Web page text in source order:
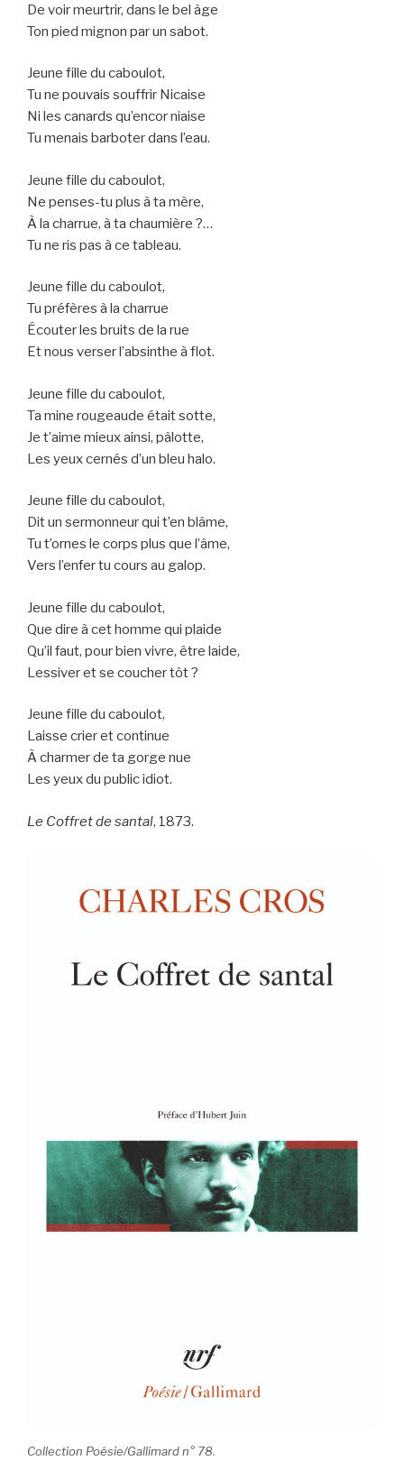
De voir meurtrir, dans le bel âge
Ton pied mignon par un sabot.
Jeune fille du caboulot,
Tu ne pouvais souffrir Nicaise
Ni les canards qu’encor niaise
Tu menais barboter dans l’eau.
Jeune fille du caboulot,
Ne penses-tu plus à ta mère,
À la charrue, à ta chaumière ?…
Tu ne ris pas à ce tableau.
Jeune fille du caboulot,
Tu préfères à la charrue
Écouter les bruits de la rue
Et nous verser l’absinthe à flot.
Jeune fille du caboulot,
Ta mine rougeaude était sotte,
Je t’aime mieux ainsi, pâlotte,
Les yeux cernés d’un bleu halo.
Jeune fille du caboulot,
Dit un sermonneur qui t’en blâme,
Tu t’ornes le corps plus que l’âme,
Vers l’enfer tu cours au galop.
Jeune fille du caboulot,
Que dire à cet homme qui plaide
Qu’il faut, pour bien vivre, être laide,
Lessiver et se coucher tôt ?
Jeune fille du caboulot,
Laisse crier et continue
À charmer de ta gorge nue
Les yeux du public idiot.
Le Coffret de santal, 1873.
Collection Poésie/Gallimard n° 78.